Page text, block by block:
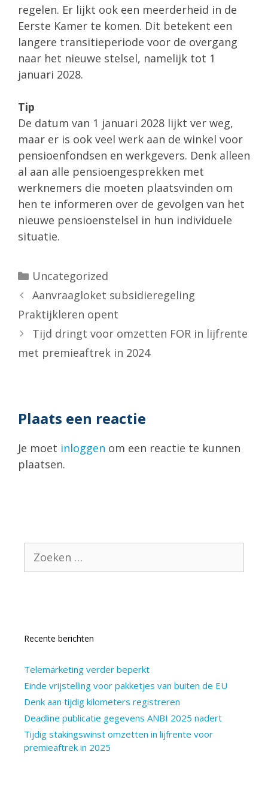
regelen. Er lijkt ook een meerderheid in de
Eerste Kamer te komen. Dit betekent een
langere transitieperiode voor de overgang
naar het nieuwe stelsel, namelijk tot 1
januari 2028.
Tip
De datum van 1 januari 2028 lijkt ver weg,
maar er is ook veel werk aan de winkel voor
pensioenfondsen en werkgevers. Denk alleen
al aan alle pensioengesprekken met
werknemers die moeten plaatsvinden om
hen te informeren over de gevolgen van het
nieuwe pensioenstelsel in hun individuele
situatie.
Categorieën
Uncategorized
Aanvraagloket subsidieregeling
Praktijkleren opent
Tijd dringt voor omzetten FOR in lijfrente
met premieaftrek in 2024
Plaats een reactie
Je moet inloggen om een reactie te kunnen
plaatsen.
naar:
Recente berichten
Telemarketing verder beperkt
Einde vrijstelling voor pakketjes van buiten de EU
Denk aan tijdig kilometers registreren
Deadline publicatie gegevens ANBI 2025 nadert
Tijdig stakingswinst omzetten in lijfrente voor
premieaftrek in 2025